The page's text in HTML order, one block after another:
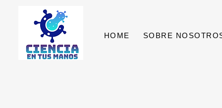
HOME SOBRE